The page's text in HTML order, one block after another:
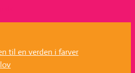
til en verden i farver